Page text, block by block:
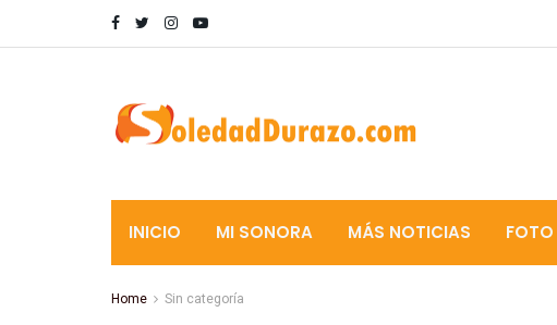
INICIO MI SONORA MÁS NOTICIAS FOTO
Home Sin categoría